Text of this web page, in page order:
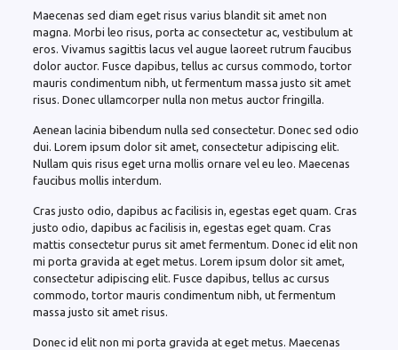
Maecenas sed diam eget risus varius blandit sit amet non
magna. Morbi leo risus, porta ac consectetur ac, vestibulum at
eros. Vivamus sagittis lacus vel augue laoreet rutrum faucibus
dolor auctor. Fusce dapibus, tellus ac cursus commodo, tortor
mauris condimentum nibh, ut fermentum massa justo sit amet
risus. Donec ullamcorper nulla non metus auctor fringilla.
Aenean lacinia bibendum nulla sed consectetur. Donec sed odio
dui. Lorem ipsum dolor sit amet, consectetur adipiscing elit.
Nullam quis risus eget urna mollis ornare vel eu leo. Maecenas
faucibus mollis interdum.
Cras justo odio, dapibus ac facilisis in, egestas eget quam. Cras
justo odio, dapibus ac facilisis in, egestas eget quam. Cras
mattis consectetur purus sit amet fermentum. Donec id elit non
mi porta gravida at eget metus. Lorem ipsum dolor sit amet,
consectetur adipiscing elit. Fusce dapibus, tellus ac cursus
commodo, tortor mauris condimentum nibh, ut fermentum
massa justo sit amet risus.
Donec id elit non mi porta gravida at eget metus. Maecenas